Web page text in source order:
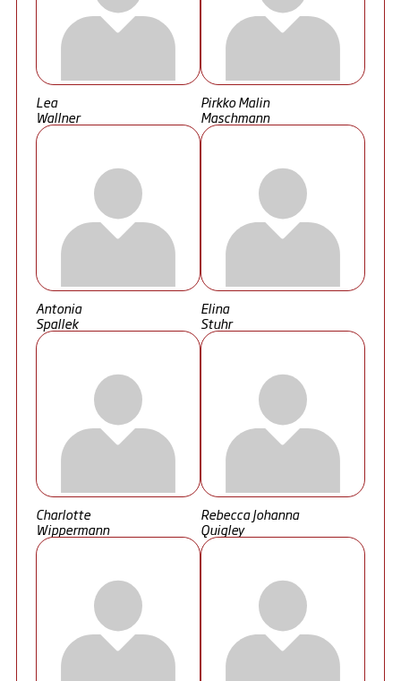
Lea
Wallner
Pirkko Malin
Maschmann
Antonia
Spallek
Elina
Stuhr
Charlotte
Wippermann
Rebecca Johanna
Quigley